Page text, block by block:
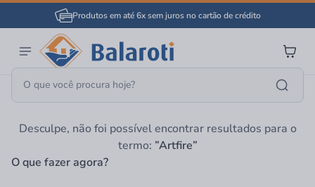
Produtos em até 6x sem juros no cartão de crédito
Página Inicial Artfire
Desculpe, não foi possível encontrar resultados para o
termo: ”Artfire”
O que fazer agora?